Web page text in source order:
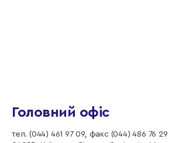
Головний офіс
тел. (044) 461 97 09, факс (044) 486 76 29